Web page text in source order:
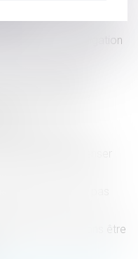
prime sur l’obligation
sur les qualités
en cinq ans à
rechercher la
de la dispenser
aidants ne sont pas
être victime sans être